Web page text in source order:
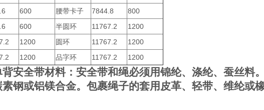
600 腰带卡子 7844.8
800
600 半圆环 11767.2
1200
1200 圆环 11767.2
1200
1200 品字环 11767.2 1200
背安全带材料：安全带和绳必须用锦纶、涤纶、蚕丝料
钢或铝镁合金。包裹绳子的套用皮革、轻带、维纶或橡